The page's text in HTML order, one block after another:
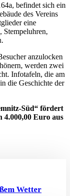
befindet sich ein
des Vereins
eine
Stempeluhren,
anzulocken
werden zwei
Infotafeln, die am
die Geschichte der
Süd“ fördert
4.000,00 Euro aus
Wetter